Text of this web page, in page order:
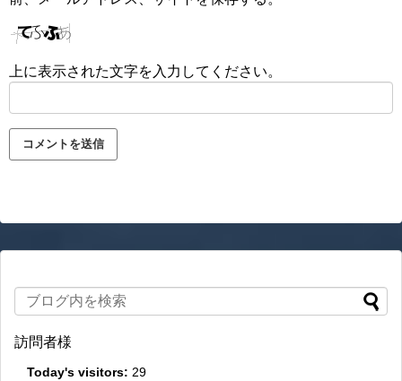
上に表示された文字を入力してください。
訪問者様
Today's visitors: 29